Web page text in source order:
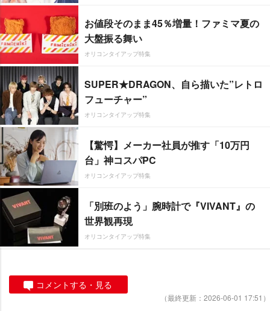
お値段そのまま45％増量！ファミマ夏の
大盤振る舞い
オリコンタイアップ特集
SUPER★DRAGON、自ら描いた”レトロ
フューチャー”
オリコンタイアップ特集
【驚愕】メーカー社員が推す「10万円
台」神コスパPC
オリコンタイアップ特集
「別班のよう」腕時計で『VIVANT』の
世界観再現
オリコンタイアップ特集
コメントする・見る
（最終更新：2026-06-01 17:51）